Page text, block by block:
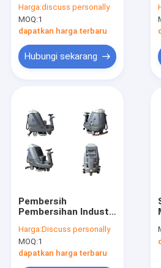
Rutin Stasiun Keras
Harga:discuss personally
MOQ:1
dapatkan harga terbaru
Hubungi sekarang
Pembersih
Pembersihan Industri
Dengan Motor Digital
Yang Efisien
Harga:Discuss personally
MOQ:1
dapatkan harga terbaru